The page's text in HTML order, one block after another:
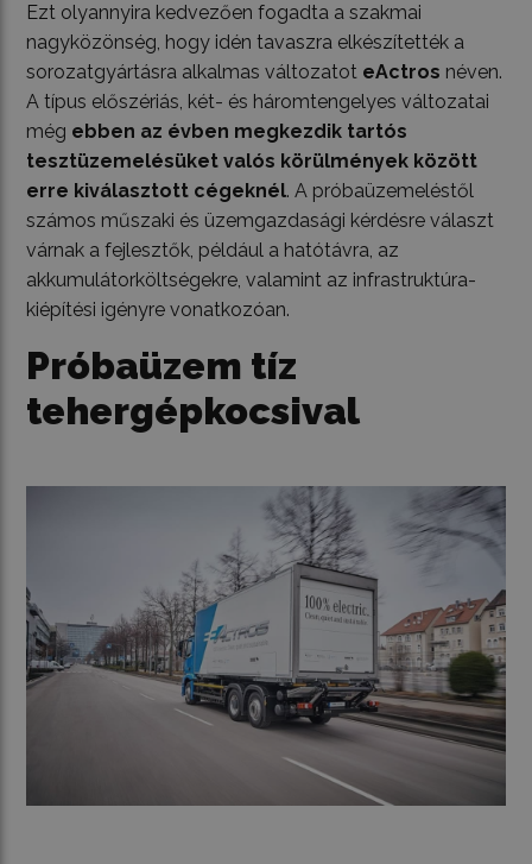
Ezt olyannyira kedvezően fogadta a szakmai
nagyközönség, hogy idén tavaszra elkészítették a
sorozatgyártásra alkalmas változatot eActros néven.
A típus előszériás, két- és háromtengelyes változatai
még ebben az évben megkezdik tartós
tesztüzemelésüket valós körülmények között
erre kiválasztott cégeknél. A próbaüzemeléstől
számos műszaki és üzemgazdasági kérdésre választ
várnak a fejlesztők, például a hatótávra, az
akkumulátorköltségekre, valamint az infrastruktúra-
kiépítési igényre vonatkozóan.
Próbaüzem tíz
tehergépkocsival